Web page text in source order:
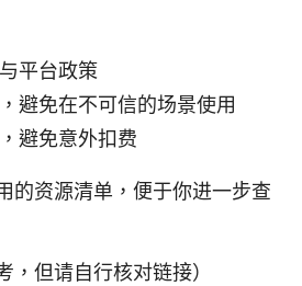
平台政策
避免在不可信的场景使用
避免意外扣费
的资源清单，便于你进一步查
，但请自行核对链接）